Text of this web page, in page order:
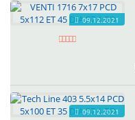
09.12.2021
09.12.2021